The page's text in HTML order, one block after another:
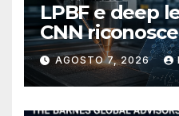
LPBF e deep
CNN
del bagno di
AGOSTO 7, 2026